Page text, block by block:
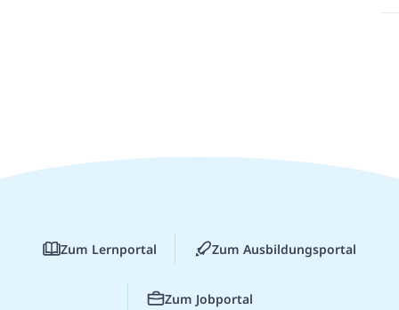
Zum Lernportal Zum Ausbildungsportal
Zum Jobportal